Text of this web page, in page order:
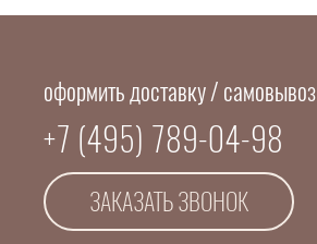
оформить доставку / самовывоз
+7 (495) 789-04-98
ЗАКАЗАТЬ ЗВОНОК